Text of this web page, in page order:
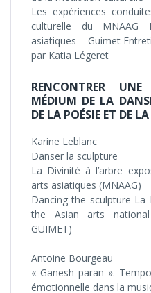
Les expériences
culturelle du MNAAG
asiatiques – Guimet
par Katia Légeret
RENCONTRER
MÉDIUM DE LA
DE LA POÉSIE ET DE
Karine Leblanc
Danser la sculpture
La Divinité à l’arbre
arts asiatiques (MNAAG)
Dancing the sculpture La
the Asian arts national
GUIMET)
Antoine Bourgeau
« Ganesh paran ».
émotionnelle dans la